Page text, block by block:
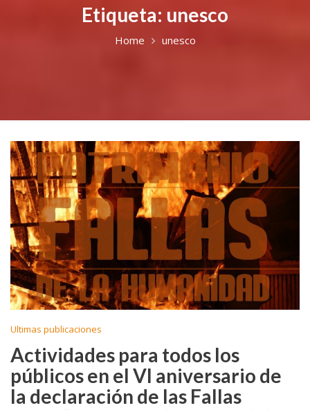
Etiqueta: unesco
Home unesco
Ultimas publicaciones
Actividades para todos los
públicos en el VI aniversario de
la declaración de las Fallas